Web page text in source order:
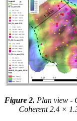
Figure 2. Plan view -
Coherent 2.4 ×